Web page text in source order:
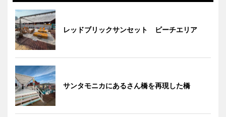
レッドブリックサンセット ビーチエリア
サンタモニカにあるさん橋を再現した橋